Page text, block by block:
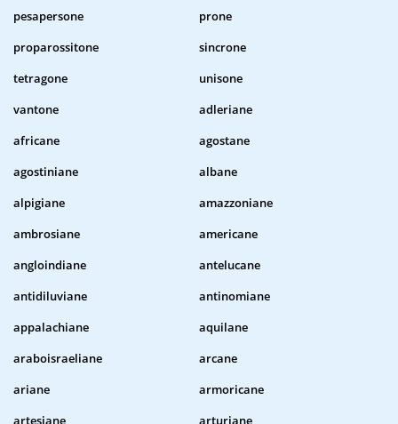
pesapersone
prone
proparossitone
sincrone
tetragone
unisone
vantone
adleriane
africane
agostane
agostiniane
albane
alpigiane
amazzoniane
ambrosiane
americane
angloindiane
antelucane
antidiluviane
antinomiane
appalachiane
aquilane
araboisraeliane
arcane
ariane
armoricane
artesiane
arturiane